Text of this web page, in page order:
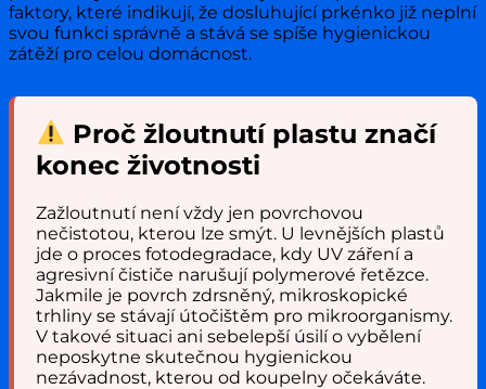
faktory, které indikují, že dosluhující prkénko již neplní
svou funkci správně a stává se spíše hygienickou
zátěží pro celou domácnost.
Proč žloutnutí plastu značí
konec životnosti
Zažloutnutí není vždy jen povrchovou
nečistotou, kterou lze smýt. U levnějších plastů
jde o proces fotodegradace, kdy UV záření a
agresivní čističe narušují polymerové řetězce.
Jakmile je povrch zdrsněný, mikroskopické
trhliny se stávají útočištěm pro mikroorganismy.
V takové situaci ani sebelepší úsilí o vybělení
neposkytne skutečnou hygienickou
nezávadnost, kterou od koupelny očekáváte.